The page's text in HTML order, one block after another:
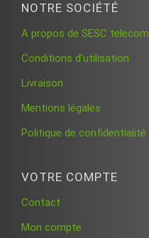
NOTRE SOCIÉTÉ
A propos de SESC telecom
Conditions d’utilisation
Livraison
Mentions légales
Politique de confidentialité
VOTRE COMPTE
Contact
Mon compte